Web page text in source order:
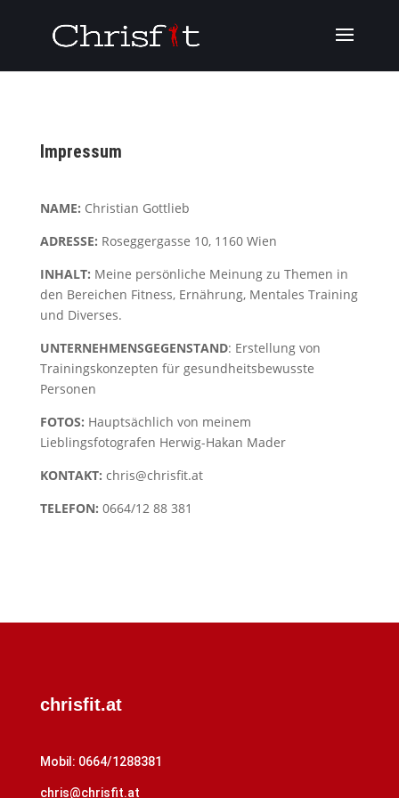
Impressum
NAME: Christian Gottlieb
ADRESSE: Roseggergasse 10, 1160 Wien
INHALT: Meine persönliche Meinung zu Themen in
den Bereichen Fitness, Ernährung, Mentales Training
und Diverses.
UNTERNEHMENSGEGENSTAND: Erstellung von
Trainingskonzepten für gesundheitsbewusste
Personen
FOTOS: Hauptsächlich von meinem
Lieblingsfotografen Herwig-Hakan Mader
KONTAKT: chris@chrisfit.at
TELEFON: 0664/12 88 381
chrisfit.at
Mobil: 0664/1288381
chris@chrisfit.at